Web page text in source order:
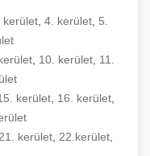
kerület 4. kerület 5.
, 10. kerület, 11.
kerület 16. kerület
21. kerület 22.kerület